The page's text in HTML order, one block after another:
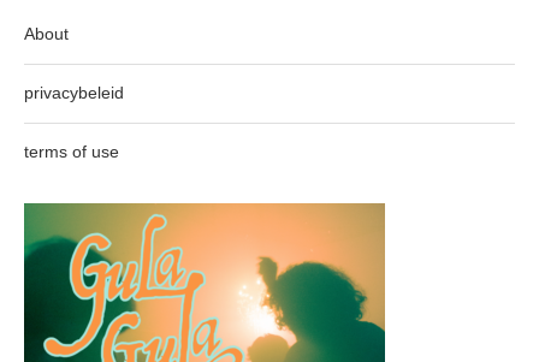
About
privacybeleid
terms of use